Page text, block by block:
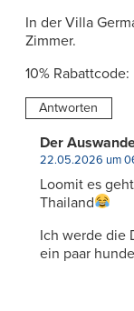
In der Villa
Zimmer.
10%
Antworten
Der
22.05.2026 um
Loomit es
Thailand
Ich werde die
ein paar